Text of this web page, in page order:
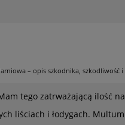
– opis szkodnika, szkodliwość i
tego zatrważającą ilość na
liściach i łodygach. Multum